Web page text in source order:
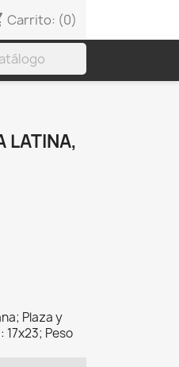
Carrito: (0)
LATINA,
Plaza y
17x23; Peso